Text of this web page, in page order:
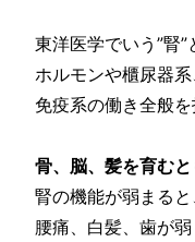
東洋医学でいう”腎”
ホルモンや櫃尿器系
免疫系の働き全般を
骨、脳、髪を育む
腎の機能が弱まる
腰痛、白髪、歯が